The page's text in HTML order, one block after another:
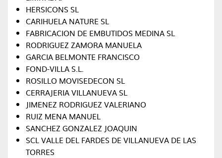
HERSICONS SL
CARIHUELA NATURE SL
FABRICACION DE EMBUTIDOS MEDINA SL
RODRIGUEZ ZAMORA MANUELA
GARCIA BELMONTE FRANCISCO
FOND-VILLA S.L.
ROSILLO MOVISEDECON SL
CERRAJERIA VILLANUEVA SL
JIMENEZ RODRIGUEZ VALERIANO
RUIZ MENA MANUEL
SANCHEZ GONZALEZ JOAQUIN
SCL VALLE DEL FARDES DE VILLANUEVA DE LAS
TORRES